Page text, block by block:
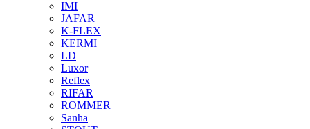
IMI
JAFAR
K-FLEX
KERMI
LD
Luxor
Reflex
RIFAR
ROMMER
Sanha